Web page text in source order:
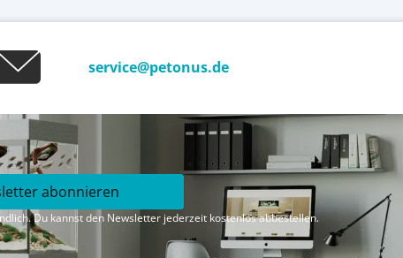
service@petonus.de
abonnieren
Du kannst den Newsletter jederzeit kostenlos abbestellen.